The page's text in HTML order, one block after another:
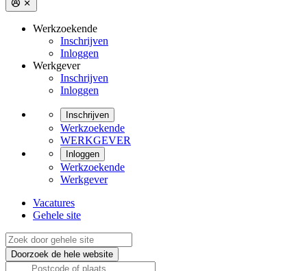
Werkzoekende
Inschrijven
Inloggen
Werkgever
Inschrijven
Inloggen
Inschrijven
Werkzoekende
WERKGEVER
Inloggen
Werkzoekende
Werkgever
Vacatures
Gehele site